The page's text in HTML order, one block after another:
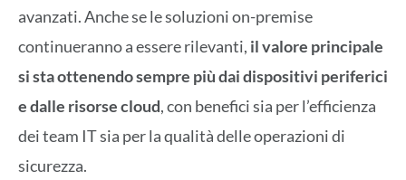
avanzati. Anche se le soluzioni on-premise
continueranno a essere rilevanti, il valore principale
si sta ottenendo sempre più dai dispositivi periferici
e dalle risorse cloud, con benefici sia per l’efficienza
dei team IT sia per la qualità delle operazioni di
sicurezza.